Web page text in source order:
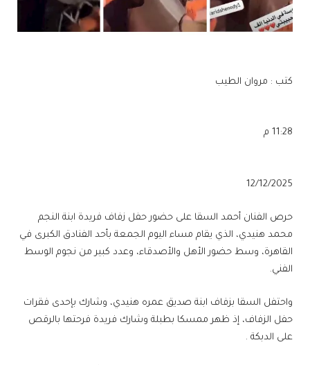
كتب : مروان الطيب
11:28 م
12/12/2025
حرص الفنان أحمد السقا على حضور حفل زفاف فريدة ابنة النجم
محمد هنيدي، الذي يقام مساء اليوم الجمعة بأحد الفنادق الكبرى في
القاهرة، وسط حضور الأهل والأصدقاء، وعدد كبير من نجوم الوسط
الفني.
واحتفل السقا بزفاف ابنة صديق عمره هنيدي، وشارك بإحدى فقرات
حفل الزفاف، إذ ظهر ممسكا بطبلة وشارك فريدة فرحتها بالرقص
على الدبكة .